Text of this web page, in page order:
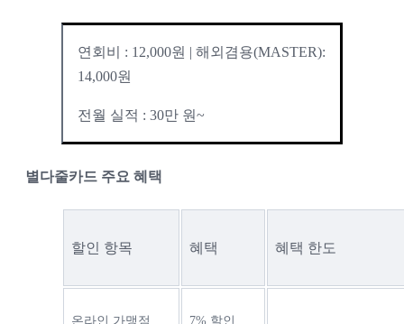
연회비 : 12,000원 | 해외겸용(MASTER):
14,000원
전월 실적 : 30만 원~
별다줄카드 주요 혜택
할인 항목 혜택 혜택 한도
온라인 가맹점 7% 할인